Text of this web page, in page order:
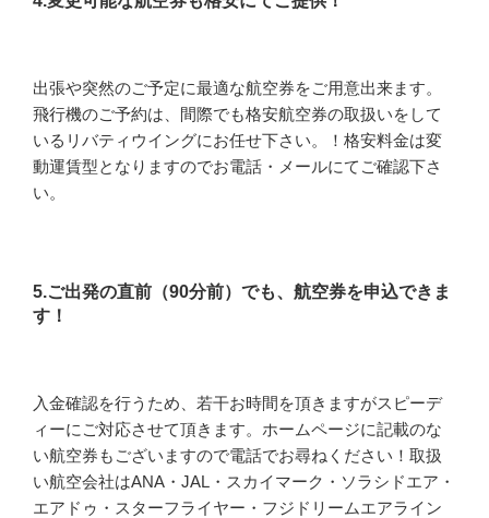
出張や突然のご予定に最適な航空券をご用意出来ます。
飛行機のご予約は、間際でも格安航空券の取扱いをして
いるリバティウイングにお任せ下さい。！格安料金は変
動運賃型となりますのでお電話・メールにてご確認下さ
い。
5.ご出発の直前（90分前）でも、航空券を申込できま
す！
入金確認を行うため、若干お時間を頂きますがスピーデ
ィーにご対応させて頂きます。ホームページに記載のな
い航空券もございますので電話でお尋ねください！取扱
い航空会社はANA・JAL・スカイマーク・ソラシドエア・
エアドゥ・スターフライヤー・フジドリームエアライン